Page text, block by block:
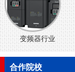
变频器行业
合作院校